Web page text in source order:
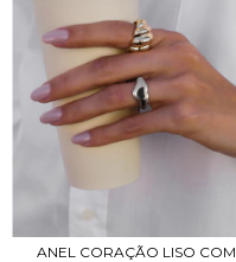
ANEL CORAÇÃO LISO COM